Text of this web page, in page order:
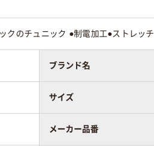
クのチュニック ●制電加工●ストレッチ
ブランド名
サイズ
メーカー品番